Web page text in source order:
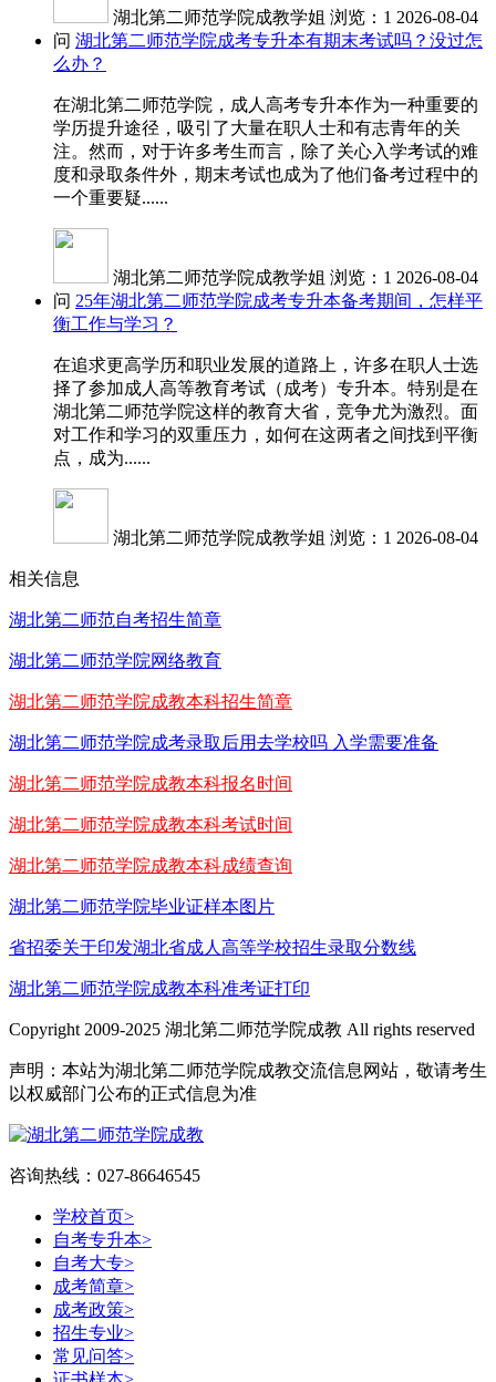
湖北第二师范学院成教学姐 浏览：1 2026-08-04
问 湖北第二师范学院成考专升本有期末考试吗？没过怎
么办？
在湖北第二师范学院，成人高考专升本作为一种重要的
学历提升途径，吸引了大量在职人士和有志青年的关
注。然而，对于许多考生而言，除了关心入学考试的难
度和录取条件外，期末考试也成为了他们备考过程中的
一个重要疑......
湖北第二师范学院成教学姐 浏览：1 2026-08-04
问 25年湖北第二师范学院成考专升本备考期间，怎样平
衡工作与学习？
在追求更高学历和职业发展的道路上，许多在职人士选
择了参加成人高等教育考试（成考）专升本。特别是在
湖北第二师范学院这样的教育大省，竞争尤为激烈。面
对工作和学习的双重压力，如何在这两者之间找到平衡
点，成为......
湖北第二师范学院成教学姐 浏览：1 2026-08-04
相关信息
湖北第二师范自考招生简章
湖北第二师范学院网络教育
湖北第二师范学院成教本科招生简章
湖北第二师范学院成考录取后用去学校吗 入学需要准备
湖北第二师范学院成教本科报名时间
湖北第二师范学院成教本科考试时间
湖北第二师范学院成教本科成绩查询
湖北第二师范学院毕业证样本图片
省招委关于印发湖北省成人高等学校招生录取分数线
湖北第二师范学院成教本科准考证打印
Copyright 2009-2025 湖北第二师范学院成教 All rights reserved
声明：本站为湖北第二师范学院成教交流信息网站，敬请考生
以权威部门公布的正式信息为准
咨询热线：027-86646545
学校首页>
自考专升本>
自考大专>
成考简章>
成考政策>
招生专业>
常见问答>